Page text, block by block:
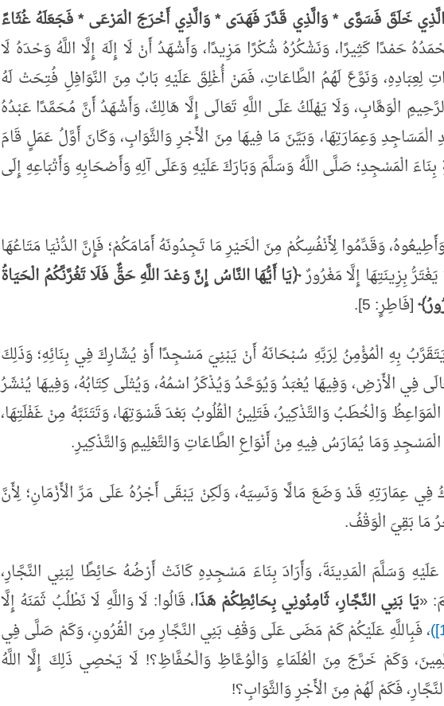
خَلَقَ فَسَوَّى * وَالَّذِي قَدَّرَ فَهَدَى * وَالَّذِي أَخْرَجَ الْمَرْعَى * فَجَعَلَهُ غُثَاءً
2 - 5]، نَحْمَدُهُ حَمْدًا كَثِيرًا، وَنَشْكُرُهُ شُكْرًا مَزِيدًا، وَأَشْهَدُ أَنْ لَا إِلَهَ إِلَّا اللَّهُ وَحْدَهُ لَا
لِعِبَادِهِ، وَنَوَّعَ لَهُمُ الطَّاعَاتِ، فَمَنْ أُغْلِقَ عَلَيْهِ بَابٌ مِنَ النَّوَافِلِ فُتِحَتْ لَهُ
الْوَهَّابِ، وَلَا يَهْلَكُ عَلَى اللَّهِ تَعَالَى إِلَّا هَالِكٌ، وَأَشْهَدُ أَنَّ مُحَمَّدًا عَبْدُهُ
وَعِمَارَتِهَا، وَبَيَّنَ مَا فِيهَا مِنَ الْأَجْرِ وَالثَّوَابِ، وَكَانَ أَوَّلُ عَمَلٍ قَامَ
الْمَسْجِدِ؛ صَلَّى اللَّهُ وَسَلَّمَ وَبَارَكَ عَلَيْهِ وَعَلَى آلِهِ وَأَصْحَابِهِ وَأَتْبَاعِهِ إِلَى
وَأَطِيعُوهُ، وَقَدِّمُوا لِأَنْفُسِكُمْ مِنَ الْخَيْرِ مَا تَجِدُونَهُ أَمَامَكُمْ؛ فَإِنَّ الدُّنْيَا مَتَاعُهَا
بِزِينَتِهَا إِلَّا مَغْرُورٌ﴿يَا أَيُّهَا النَّاسُ إِنَّ وَعْدَ اللَّهِ حَقٌّ فَلَا تَغُرَّنَّكُمُ الْحَيَاةُ
[فَاطِرٍ: 5].
بِهِ الْمُؤْمِنُ لِرَبِّهِ سُبْحَانَهُ أَنْ يَبْنِيَ مَسْجِدًا أَوْ يُشَارِكَ فِي بِنَائِهِ؛ وَذَلِكَ
فِي الْأَرْضِ، وَفِيهَا يُعْبَدُ وَيُوَحَّدُ وَيُذْكَرُ اسْمُهُ، وَيُتْلَى كِتَابُهُ، وَفِيهَا يُنْشَرُ
وَالْخُطَبُ وَالتَّذْكِيرُ، فَتَلِينُ الْقُلُوبُ بَعْدَ قَسْوَتِهَا، وَتَتَنَبَّهُ مِنْ غَفْلَتِهَا،
وَمَا يُمَارَسُ فِيهِ مِنْ أَنْوَاعِ الطَّاعَاتِ وَالتَّعْلِيمِ وَالتَّذْكِيرِ.
فِي عِمَارَتِهِ قَدْ وَضَعَ مَالًا وَنَسِيَهُ، وَلَكِنْ يَبْقَى أَجْرُهُ عَلَى مَرِّ الْأَزْمَانِ؛ لِأَنَّ
مَا بَقِيَ الْوَقْفُ.
وَسَلَّمَ الْمَدِينَةَ، وَأَرَادَ بِنَاءَ مَسْجِدِهِ كَانَتْ أَرْضُهُ حَائِطًا لِبَنِي النَّجَّارِ،
«يَا بَنِي النَّجَّارِ، ثَامِنُونِي بِحَائِطِكُمْ هَذَا، قَالُوا: لَا وَاللَّهِ لَا نَطْلُبُ ثَمَنَهُ إِلَّا
، فَبِاللَّهِ عَلَيْكُمْ كَمْ مَضَى عَلَى وَقْفِ بَنِي النَّجَّارِ مِنَ الْقُرُونِ، وَكَمْ صَلَّى فِي
وَكَمْ خَرَّجَ مِنَ الْعُلَمَاءِ وَالْوُعَّاظِ وَالْحُفَّاظِ؟! لَا يَحْصِي ذَلِكَ إِلَّا اللَّهُ
فَكَمْ لَهُمْ مِنَ الْأَجْرِ وَالثَّوَابِ؟!